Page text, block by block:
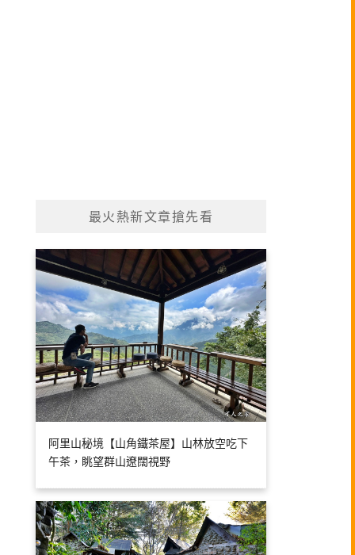
最火熱新文章搶先看
阿里山秘境【山角鐵茶屋】山林放空吃下
午茶，眺望群山遼闊視野